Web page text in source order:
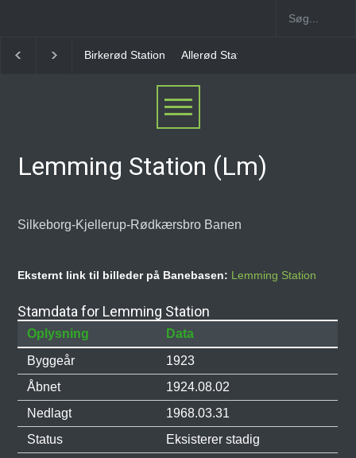
Station Allerød Station Favrholm Station
Lemming Station (Lm)
Silkeborg-Kjellerup-Rødkærsbro Banen
Eksternt link til billeder på Banebasen: Lemming Station
Stamdata for Lemming Station
Oplysning
Data
Byggeår
1923
Åbnet
1924.08.02
Nedlagt
1968.03.31
Status
Eksisterer stadig